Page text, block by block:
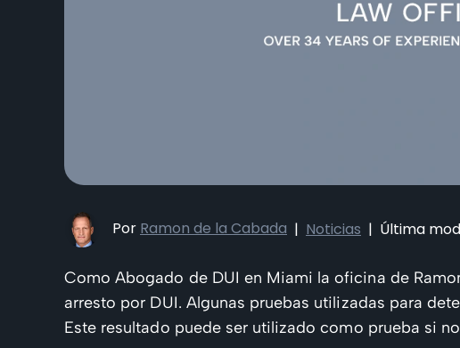
Por Ramon de la Cabada | Noticias | Última
Como Abogado de DUI en Miami la oficina de
arresto por DUI. Algunas pruebas utilizadas para
Este resultado puede ser utilizado como prueba si